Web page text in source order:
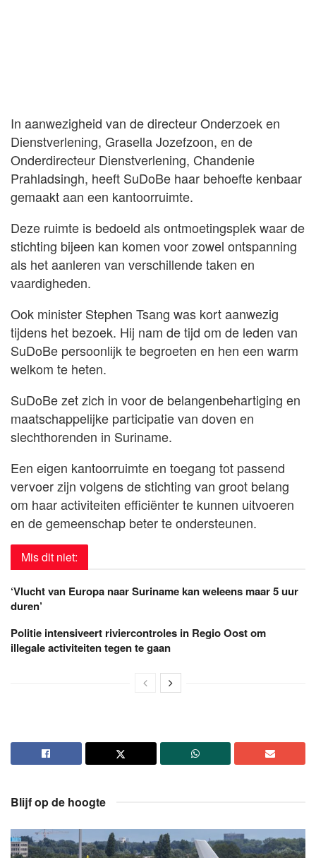
In aanwezigheid van de directeur Onderzoek en
Dienstverlening, Grasella Jozefzoon, en de
Onderdirecteur Dienstverlening, Chandenie
Prahladsingh, heeft SuDoBe haar behoefte kenbaar
gemaakt aan een kantoorruimte.
Deze ruimte is bedoeld als ontmoetingsplek waar de
stichting bijeen kan komen voor zowel ontspanning
als het aanleren van verschillende taken en
vaardigheden.
Ook minister Stephen Tsang was kort aanwezig
tijdens het bezoek. Hij nam de tijd om de leden van
SuDoBe persoonlijk te begroeten en hen een warm
welkom te heten.
SuDoBe zet zich in voor de belangenbehartiging en
maatschappelijke participatie van doven en
slechthorenden in Suriname.
Een eigen kantoorruimte en toegang tot passend
vervoer zijn volgens de stichting van groot belang
om haar activiteiten efficiënter te kunnen uitvoeren
en de gemeenschap beter te ondersteunen.
Mis dit niet:
‘Vlucht van Europa naar Suriname kan weleens maar 5 uur
duren’
Politie intensiveert riviercontroles in Regio Oost om
illegale activiteiten tegen te gaan
Blijf op de hoogte